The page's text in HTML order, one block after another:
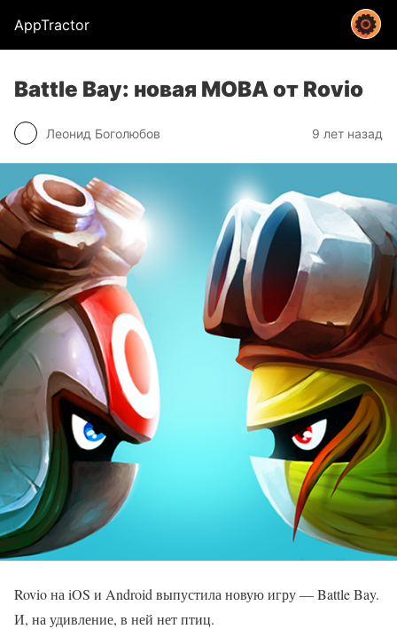
AppTractor
Battle Bay: новая MOBA от Rovio
Леонид Боголюбов 9 лет назад
Rovio на iOS и Android выпустила новую игру — Battle Bay.
И, на удивление, в ней нет птиц.